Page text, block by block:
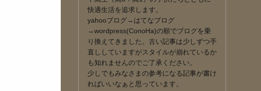
快適生活を追求します。
yahooブログ→はてなブログ
→wordpress(ConoHa)の順でブログを乗
り換えてきました。古い記事は少しずつ手
直ししていますがスタイルが崩れているか
も知れませんのでご了承ください。
少しでもみなさまの参考になる記事が書け
ればいいなぁと思っています。